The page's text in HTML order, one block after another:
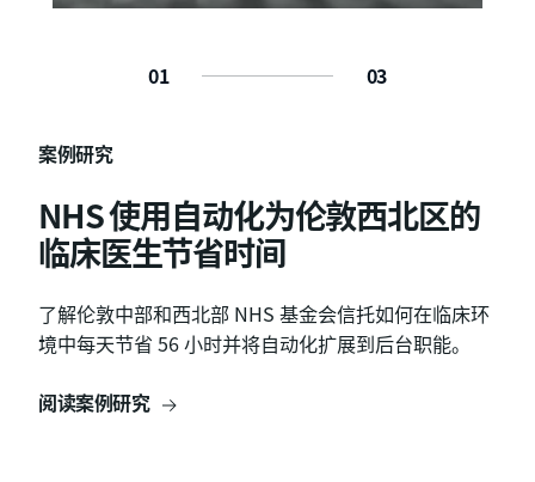
案例研究
NHS 使用自动化为伦敦西北区的
临床医生节省时间
了解伦敦中部和西北部 NHS 基金会信托如何在临床环
境中每天节省 56 小时并将自动化扩展到后台职能。
阅读案例研究
案例研究
人工智能自动化助力 Omega
Healthcare 实现运营转型
了解 Omega Healthcare 如何利用人工智能自动化和
尖端技术来加速商业价值、推动增长并为客户提供更高
案例研究
人工智能用于理赔对账：Expion
Health 每天处理的理赔量增长
了解 Expion 如何从过去每天处理约 75 项索赔发展到
01 03